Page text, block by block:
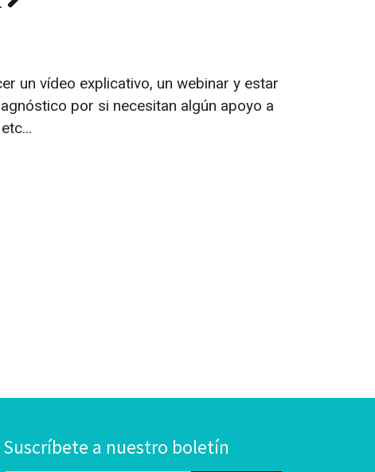
un vídeo explicativo, un webinar y estar
por si necesitan algún apoyo a
Suscríbete a nuestro boletín